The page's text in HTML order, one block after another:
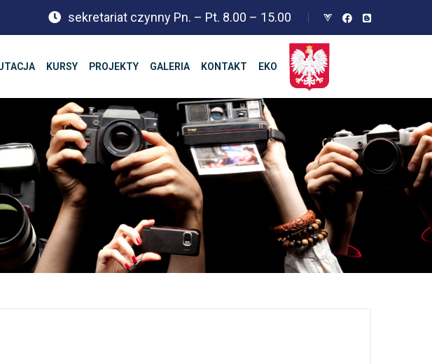
sekretariat czynny Pn. – Pt. 8.00 – 15.00
KURSY PROJEKTY GALERIA KONTAKT EKO